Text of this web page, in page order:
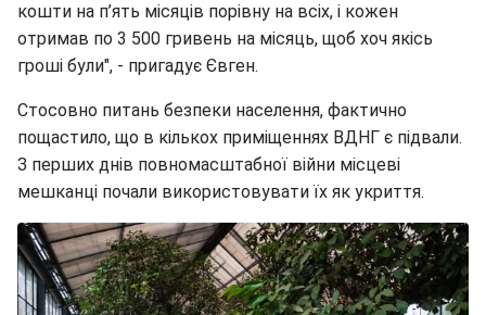
кошти на п’ять місяців порівну на всіх, і кожен
отримав по 3 500 гривень на місяць, щоб хоч якісь
гроші були", - пригадує Євген.
Стосовно питань безпеки населення, фактично
пощастило, що в кількох приміщеннях ВДНГ є підвали.
З перших днів повномасштабної війни місцеві
мешканці почали використовувати їх як укриття.